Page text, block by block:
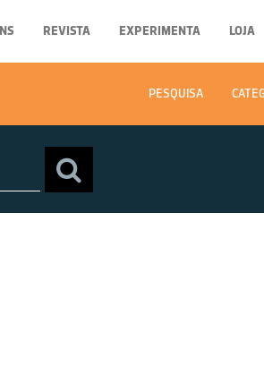
REVISTA EXPERIMENTA LOJA
PESQUISA